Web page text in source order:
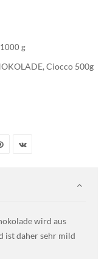
1000 g
, Ciocco 500g
wird aus
ist daher sehr mild